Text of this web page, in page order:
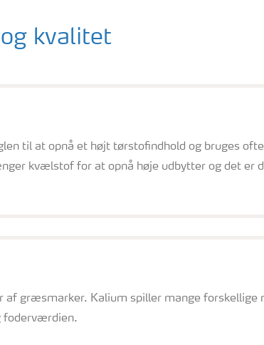
kvalitet
til at opnå et højt tørstofindhold og bruges
kvælstof for at opnå høje udbytter og det er
græsmarker. Kalium spiller mange forskellige
foderværdien.